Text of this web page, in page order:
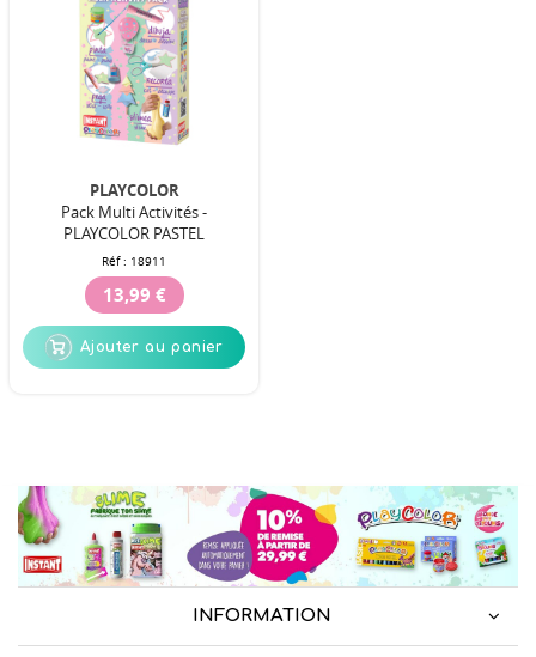
PLAYCOLOR
Pack Multi Activités -
PLAYCOLOR PASTEL
Réf : 18911
13,99 €
Ajouter au panier
INFORMATION